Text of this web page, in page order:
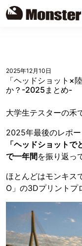
2025年12月10日
「ヘッドショット×
か？-2025まとめ-
大学生テスターの禾
2025年最後のレポー
「ヘッドショット
で一年間 を振り返っ
ほとんどはモンキス
O」の3Dプリントプ